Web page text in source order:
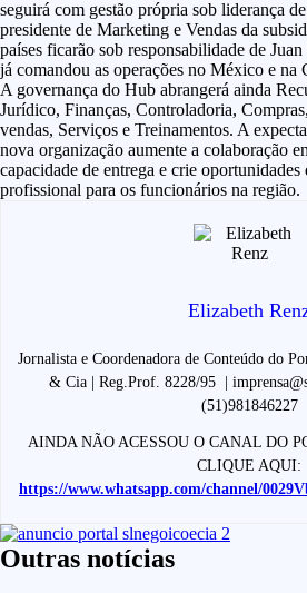
seguirá com gestão própria sob liderança
presidente de Marketing e Vendas da
países ficarão sob responsabilidade de
já comandou as operações no México e na
A governança do Hub abrangerá ainda
Jurídico, Finanças, Controladoria,
vendas, Serviços e Treinamentos. A
nova organização aumente a colaboração
capacidade de entrega e crie
profissional para os funcionários na região.
Elizabeth
Jornalista e Coordenadora de Conteúdo do
& Cia | Reg.Prof. 8228/95 |
(51)981846227
AINDA NÃO ACESSOU O CANAL DO
CLIQUE AQUI:
https://www.whatsapp.com/channel/
Outras notícias